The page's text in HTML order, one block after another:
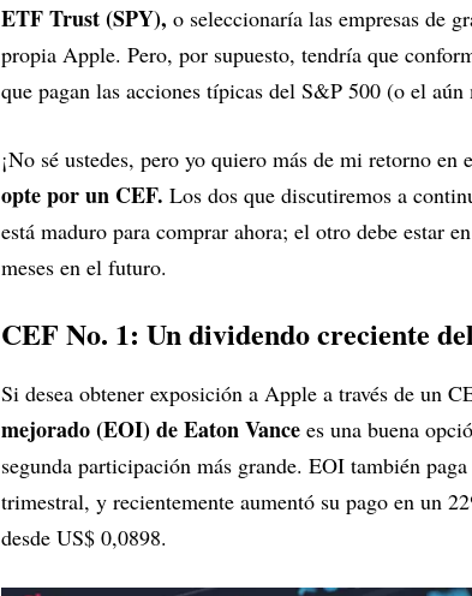
ETF Trust (SPY), o seleccionaría las empresas de
propia Apple. Pero, por supuesto, tendría que
que pagan las acciones típicas del S&P 500 (o el
¡No sé ustedes, pero yo quiero más de mi retorno en
opte por un CEF. Los dos que discutiremos a
está maduro para comprar ahora; el otro debe estar
meses en el futuro.
CEF No. 1: Un dividendo creciente
Si desea obtener exposición a Apple a través de un
mejorado (EOI) de Eaton Vance es una buena
segunda participación más grande. EOI también
trimestral, y recientemente aumentó su pago en un
desde US$ 0,0898.